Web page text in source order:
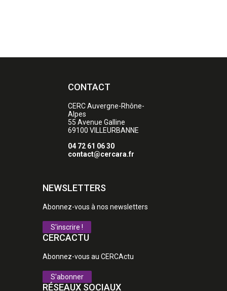
CONTACT
CERC Auvergne-Rhône-
Alpes
55 Avenue Galline
69100 VILLEURBANNE
04 72 61 06 30
contact@cercara.fr
NEWSLETTERS
Abonnez-vous à nos newsletters
S'inscrire !
CERCACTU
Abonnez-vous au CERCActu
S'abonner
RÉSEAUX SOCIAUX